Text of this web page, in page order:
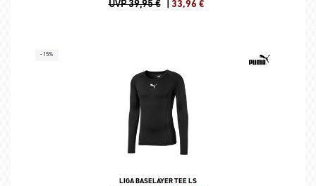
UVP 39,95 € 33,96 €
-15%
LIGA BASELAYER TEE LS